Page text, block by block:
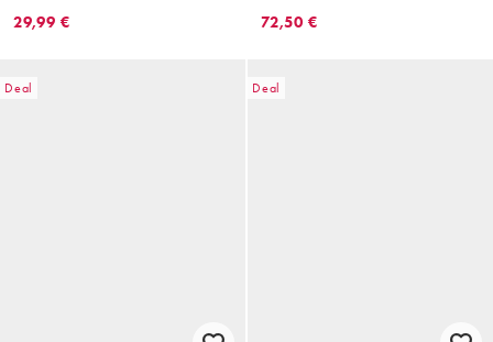
29,99 €
Wirbelmuster und kurzem
72,50 €
Deal Deal